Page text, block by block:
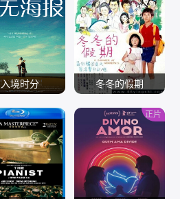
入境时分 冬冬的假期
正片